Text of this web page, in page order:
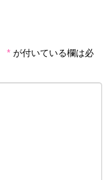
* が付いている欄は必